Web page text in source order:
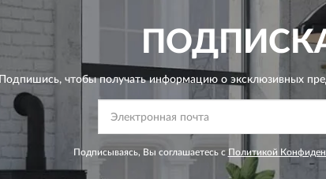
Подпишись, чтобы получать информацию о эксклюзивных
Подписываясь, Вы соглашаетесь с Политикой